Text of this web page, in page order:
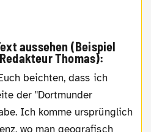
aussehen (Beispiel
Thomas):
der "Dortmunder
Ich komme ursprünglich